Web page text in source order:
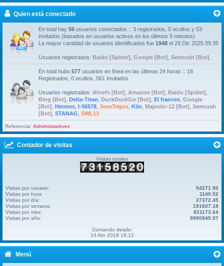
Menú
Quien está conectado
En total hay 56 usuarios conectados :: 3 registrados, 0 ocultos y 53
invitados (basados en usuarios activos en los últimos 5 minutos)
La mayor cantidad de usuarios identificados fue 1948 el 29 Dic 2025 09:35
Usuarios registrados: Baidu [Spider] Google [Bot] Semrush [Bot]
En total hubo 577 usuarios en línea en las últimas 24 horas :: 16
Registrados, 0 ocultos, 561 Invitados
Usuarios registrados: Ahrefs [Bot] Amazon [Bot] Baidu [Spider]
Bing [Bot] Delta-Titan DuckDuckGo [Bot] El frances Google
[Bot] Hermes I-56578 JoseTrigos Kilo Majestic-12 [Bot] Semrush
[Bot] STANAG SWL13
Referencia: Administradores
Contador de visitas
Visitas totales
Visitas por usuario:
54271.90
Visitas por hora:
1140.52
Visitas por día:
27372.45
Visitas por semana:
191607.18
Visitas por mes:
821173.64
Visitas por año:
9990945.97
Contando desde:
14 Abr 2019 18:12